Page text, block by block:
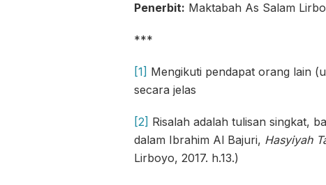
Penerbit: Maktabah As Salam
***
[1] Mengikuti pendapat orang lain
secara jelas
[2] Risalah adalah tulisan singkat,
dalam Ibrahim Al Bajuri, Hasyiyah
Lirboyo, 2017. h.13.)